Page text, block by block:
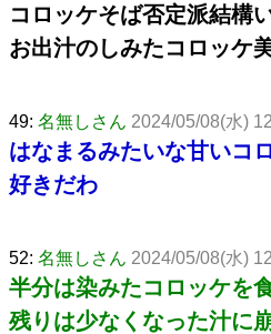
コロッケそば否定派結構
お出汁のしみたコロッケ
49: 名無しさん 2024/05/08(水)
はなまるみたいな甘いコ
好きだわ
52: 名無しさん 2024/05/08(水)
半分は染みたコロッケを食
残りは少なくなった汁に